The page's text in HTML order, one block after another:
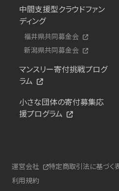
中間支援型クラウドファン
ディング
福井県共同募金会
新潟県共同募金会
マンスリー寄付挑戦プログ
ラム
小さな団体の寄付募集応
援プログラム
運営会社 特定商取引法に基づく
利用規約